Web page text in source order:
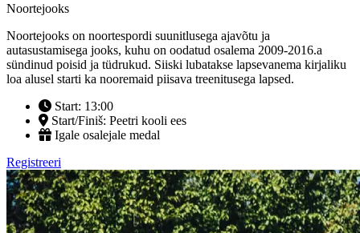
Noortejooks
Noortejooks on noortespordi suunitlusega ajavõtu ja
autasustamisega jooks, kuhu on oodatud osalema 2009-2016.a
sündinud poisid ja tüdrukud. Siiski lubatakse lapsevanema kirjaliku
loa alusel starti ka nooremaid piisava treenitusega lapsed.
Start: 13:00
Start/Finiš: Peetri kooli ees
Igale osalejale medal
Registreeri